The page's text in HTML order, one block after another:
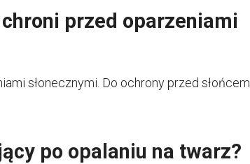
przed oparzeniami
słonecznymi. Do ochrony przed słońcem
po opalaniu na twarz?